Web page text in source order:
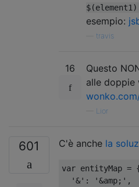
esempio:
travis
16
Questo
alle doppie
Lior
601 C'è anche la
var entityMap =
'&' : '&amp;' ,